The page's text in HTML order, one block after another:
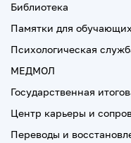
Библиотека
Памятки для
Психологическая
МЕДМОЛ
Государственная
Центр карьеры и
Переводы и